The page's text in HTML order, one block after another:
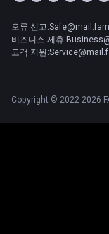
오류 신고
비즈니스 제휴
고객 지원
Copyright © 2022-2026